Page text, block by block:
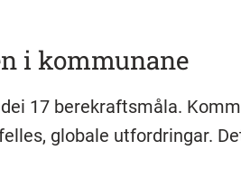
i kommunane
17 berekraftsmåla.
globale utfordringar.